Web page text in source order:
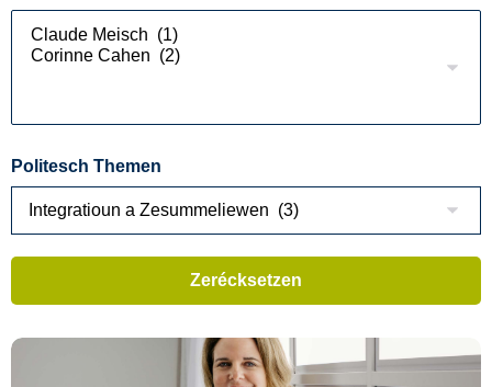
Politesch Themen